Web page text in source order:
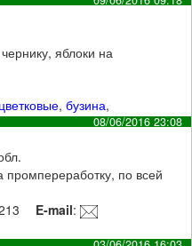
яблоки на
цветковые,бузина,
08/06/2016 23:08
по всей
E-mail: